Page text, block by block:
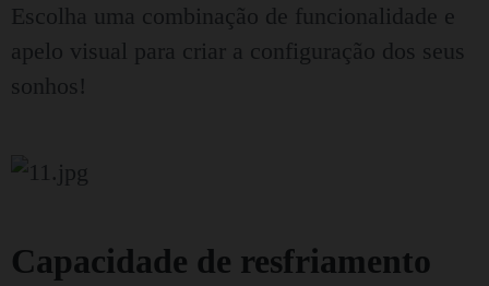
Escolha uma combinação de funcionalidade e
apelo visual para criar a configuração dos seus
sonhos!
Capacidade de resfriamento